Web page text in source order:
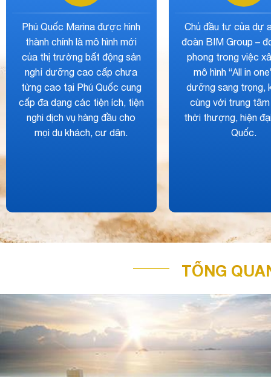
Vị trí tọa lạc của dự án nằm
ngay khu vực trung tâm, có
khả năng kết nối và liên kết
vùng nhanh chóng, thuận tiện,
gia tăng giá trị sản phẩm. Vì
thế biến dự án trở thành kênh
đầu tư sinh lời hàng đầu.
Sự đa dạng các loại
phẩm của dự án
chuẩn chất lượng
sao đã đem lại
hấp dẫn trọn đời.
lựa chọn cho sự
tư cho tương lai
khách hàng.
TỔNG